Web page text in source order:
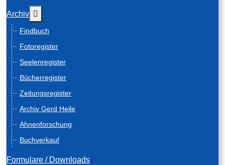
Archiv
Findbuch
Fotoregister
Seelenregister
Bücherregister
Zeitungsregister
Archiv Gerd Heile
Ahnenforschung
Buchverkauf
Formulare / Downloads